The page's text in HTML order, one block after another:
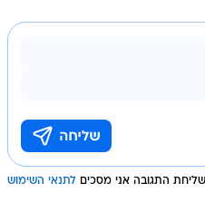
התגובה אני מסכים לתנאי השימוש